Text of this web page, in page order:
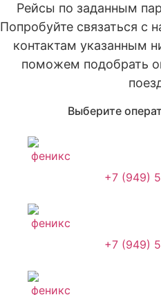
Рейсы по заданным
Попробуйте связаться с
контактам указанным
поможем подобрать
Выберите
+7 (949)
+7 (949)